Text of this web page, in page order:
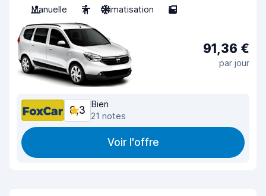
Manuelle
7 Climatisation 5
91,36 €
par jour
8,3
Bien
21 notes
Voir l'offre